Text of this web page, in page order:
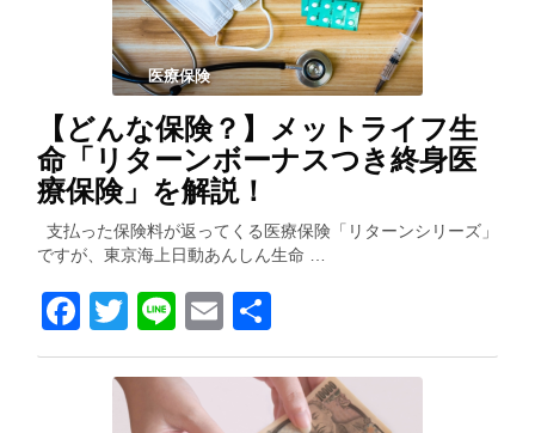
医療保険
【どんな保険？】メットライフ生
命「リターンボーナスつき終身医
療保険」を解説！
支払った保険料が返ってくる医療保険「リターンシリーズ」
ですが、東京海上日動あんしん生命 …
Facebook
Twitter
LineEmail
有